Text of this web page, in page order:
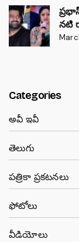
నటి
Categories
అవీ ఇవీ
తెలుగు
పత్రికా ప్రకటనలు
ఫోటోలు
వీడియోలు